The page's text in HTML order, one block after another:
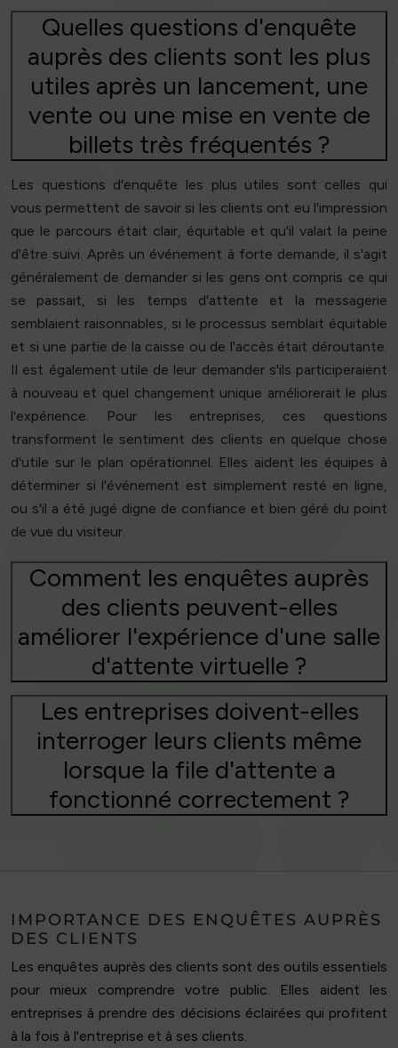
Quelles questions d'enquête
auprès des clients sont les plus
utiles après un lancement, une
vente ou une mise en vente de
billets très fréquentés ?
Les questions d'enquête les plus utiles sont celles qui
vous permettent de savoir si les clients ont eu l'impression
que le parcours était clair, équitable et qu'il valait la peine
d'être suivi. Après un événement à forte demande, il s'agit
généralement de demander si les gens ont compris ce qui
se passait, si les temps d'attente et la messagerie
semblaient raisonnables, si le processus semblait équitable
et si une partie de la caisse ou de l'accès était déroutante.
Il est également utile de leur demander s'ils participeraient
à nouveau et quel changement unique améliorerait le plus
l'expérience. Pour les entreprises, ces questions
transforment le sentiment des clients en quelque chose
d'utile sur le plan opérationnel. Elles aident les équipes à
déterminer si l'événement est simplement resté en ligne,
ou s'il a été jugé digne de confiance et bien géré du point
de vue du visiteur.
Comment les enquêtes auprès
des clients peuvent-elles
améliorer l'expérience d'une salle
d'attente virtuelle ?
Les entreprises doivent-elles
interroger leurs clients même
lorsque la file d'attente a
fonctionné correctement ?
IMPORTANCE DES ENQUÊTES AUPRÈS
DES CLIENTS
Les enquêtes auprès des clients sont des outils essentiels
pour mieux comprendre votre public. Elles aident les
entreprises à prendre des décisions éclairées qui profitent
à la fois à l'entreprise et à ses clients.